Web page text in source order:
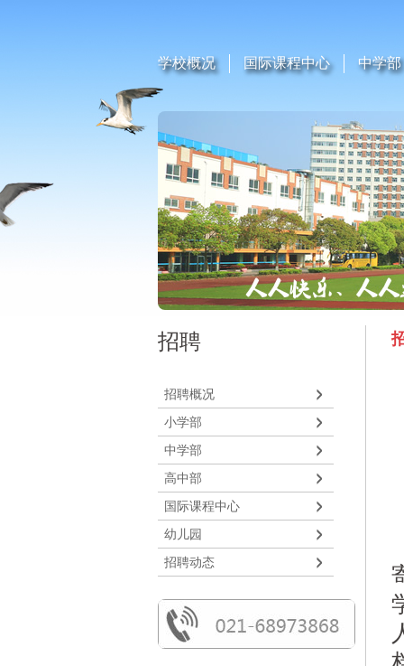
学校概况 国际课程中心 中学部
招聘
招聘概况
小学部
中学部
高中部
国际课程中心
幼儿园
招聘动态